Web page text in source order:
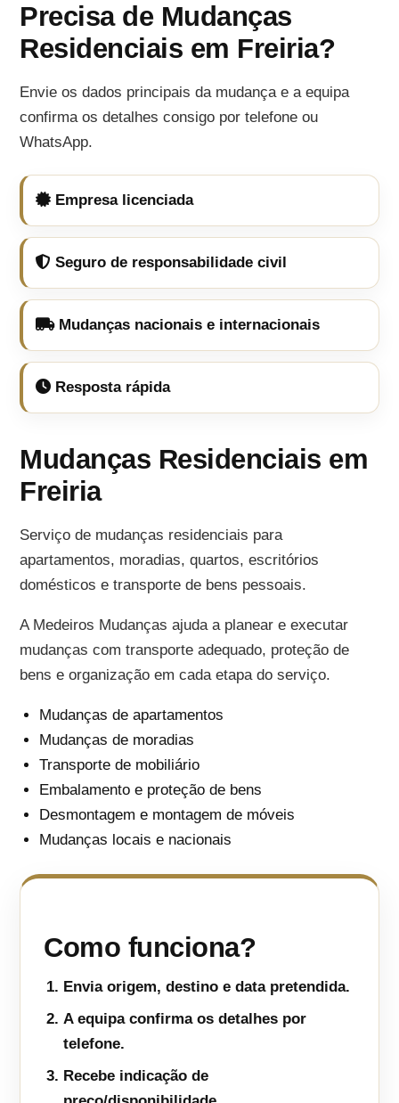
Precisa de Mudanças
Residenciais em Freiria?
Envie os dados principais da mudança e a equipa
confirma os detalhes consigo por telefone ou
WhatsApp.
Empresa licenciada
Seguro de responsabilidade civil
Mudanças nacionais e internacionais
Resposta rápida
Mudanças Residenciais em
Freiria
Serviço de mudanças residenciais para
apartamentos, moradias, quartos, escritórios
domésticos e transporte de bens pessoais.
A Medeiros Mudanças ajuda a planear e executar
mudanças com transporte adequado, proteção de
bens e organização em cada etapa do serviço.
Mudanças de apartamentos
Mudanças de moradias
Transporte de mobiliário
Embalamento e proteção de bens
Desmontagem e montagem de móveis
Mudanças locais e nacionais
Como funciona?
Envia origem, destino e data pretendida.
A equipa confirma os detalhes por
telefone.
Recebe indicação de